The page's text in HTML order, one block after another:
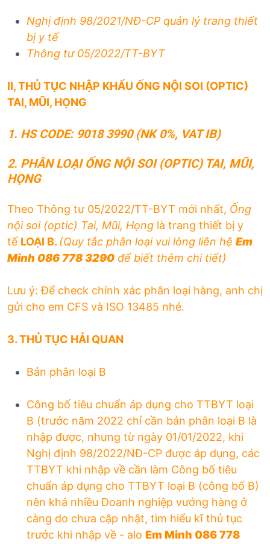
Nghị định 98/2021/NĐ-CP quản lý trang thiết
bị y tế
Thông tư 05/2022/TT-BYT
II, THỦ TỤC NHẬP KHẨU ỐNG NỘI SOI (OPTIC)
TAI, MŨI, HỌNG
1. HS CODE:9018 3990 (NK 0%, VAT IB)
2. PHÂN LOẠI ỐNG NỘI SOI (OPTIC) TAI, MŨI,
HỌNG
Theo Thông tư 05/2022/TT-BYT mới nhất, Ống
nội soi (optic) Tai, Mũi, Họng là trang thiết bị y
tế LOẠI B. (Quy tắc phân loại vui lòng liên hệ Em
Minh 086 778 3290 để biết thêm chi tiết)
Lưu ý: Để check chính xác phân loại hàng, anh chị
gửi cho em CFS và ISO 13485 nhé.
3. THỦ TỤC HẢI QUAN
Bản phân loại B
Công bố tiêu chuẩn áp dụng cho TTBYT loại
B (trước năm 2022 chỉ cần bản phân loại B là
nhập được, nhưng từ ngày 01/01/2022, khi
Nghị định 98/2022/NĐ-CP được áp dụng, các
TTBYT khi nhập về cần làm Công bố tiêu
chuẩn áp dụng cho TTBYT loại B (công bố B)
nên khá nhiều Doanh nghiệp vướng hàng ở
càng do chưa cập nhật, tìm hiểu kĩ thủ tục
trước khi nhập về - alo Em Minh 086 778